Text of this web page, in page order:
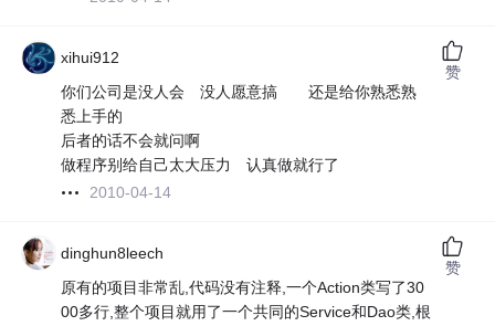
xihui912
你们公司是没人会 没人愿意搞 还是给你熟悉熟
悉上手的
后者的话不会就问啊
做程序别给自己太大压力 认真做就行了
2010-04-14
赞
dinghun8leech
原有的项目非常乱,代码没有注释,一个Action类写了30
00多行,整个项目就用了一个共同的Service和Dao类,根
赞